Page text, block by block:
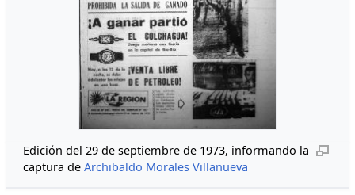
Edición del 29 de septiembre de 1973, informando la
captura deArchibaldo Morales Villanueva